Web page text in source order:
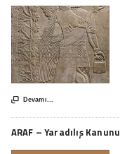
 Devamı...
ARAF – Yaradılış Kanunu